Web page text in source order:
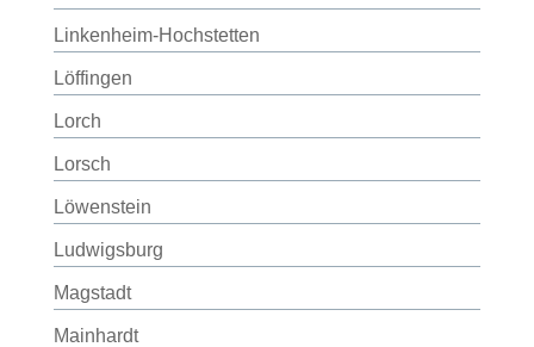
Linkenheim-Hochstetten
Löffingen
Lorch
Lorsch
Löwenstein
Ludwigsburg
Magstadt
Mainhardt